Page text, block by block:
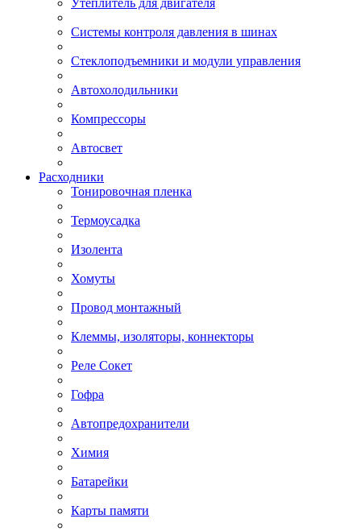
Утеплитель для двигателя
Системы контроля давления в шинах
Стеклоподъемники и модули управления
Автохолодильники
Компрессоры
Автосвет
Расходники
Тонировочная пленка
Термоусадка
Изолента
Хомуты
Провод монтажный
Клеммы, изоляторы, коннекторы
Реле Сокет
Гофра
Автопредохранители
Химия
Батарейки
Карты памяти